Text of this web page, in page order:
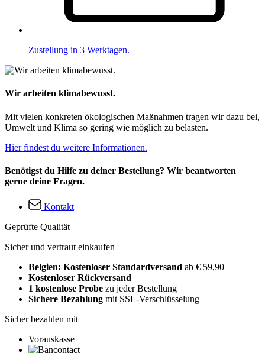
Zustellung in 3 Werktagen.
Wir arbeiten klimabewusst.
Mit vielen konkreten ökologischen Maßnahmen tragen wir dazu bei,
Umwelt und Klima so gering wie möglich zu belasten.
Hier findest du weitere Informationen.
Benötigst du Hilfe zu deiner Bestellung? Wir beantworten
gerne deine Fragen.
Kontakt
Geprüfte Qualität
Sicher und vertraut einkaufen
Belgien: Kostenloser Standardversand ab € 59,90
Kostenloser Rückversand
1 kostenlose Probe zu jeder Bestellung
Sichere Bezahlung mit SSL-Verschlüsselung
Sicher bezahlen mit
Vorauskasse